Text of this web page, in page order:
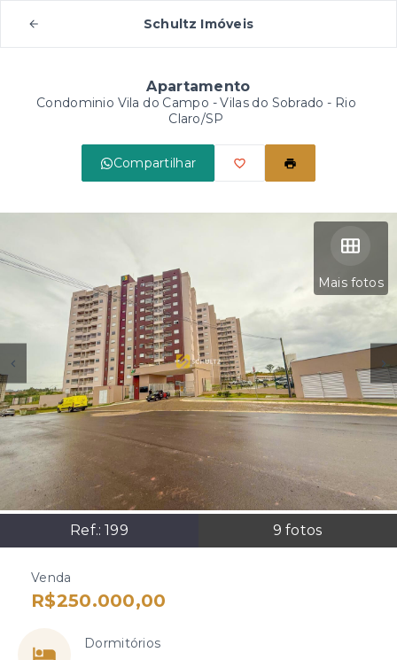
Schultz Imóveis
Apartamento
Condominio Vila do Campo -Vilas do Sobrado - Rio
Claro/SP
Compartilhar
Mais fotos
Ref.:199 9 fotos
Venda
R$250.000,00
Dormitórios